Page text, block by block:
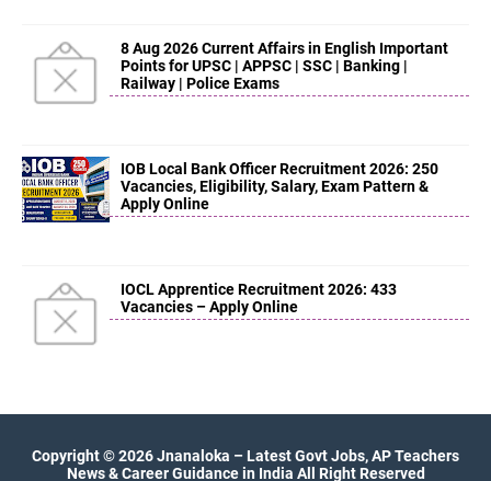
8 Aug 2026 Current Affairs in English Important
Points for UPSC | APPSC | SSC | Banking |
Railway | Police Exams
IOB Local Bank Officer Recruitment 2026: 250
Vacancies, Eligibility, Salary, Exam Pattern &
Apply Online
IOCL Apprentice Recruitment 2026: 433
Vacancies – Apply Online
Copyright ©2026Jnanaloka – Latest Govt Jobs, AP Teachers
News & Career Guidance in India All Right Reserved